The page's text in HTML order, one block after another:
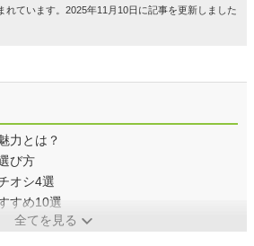
れています。2025年11月10日に記事を更新しました
力とは？
び方
オシ4選
すめ10選
全てを見る